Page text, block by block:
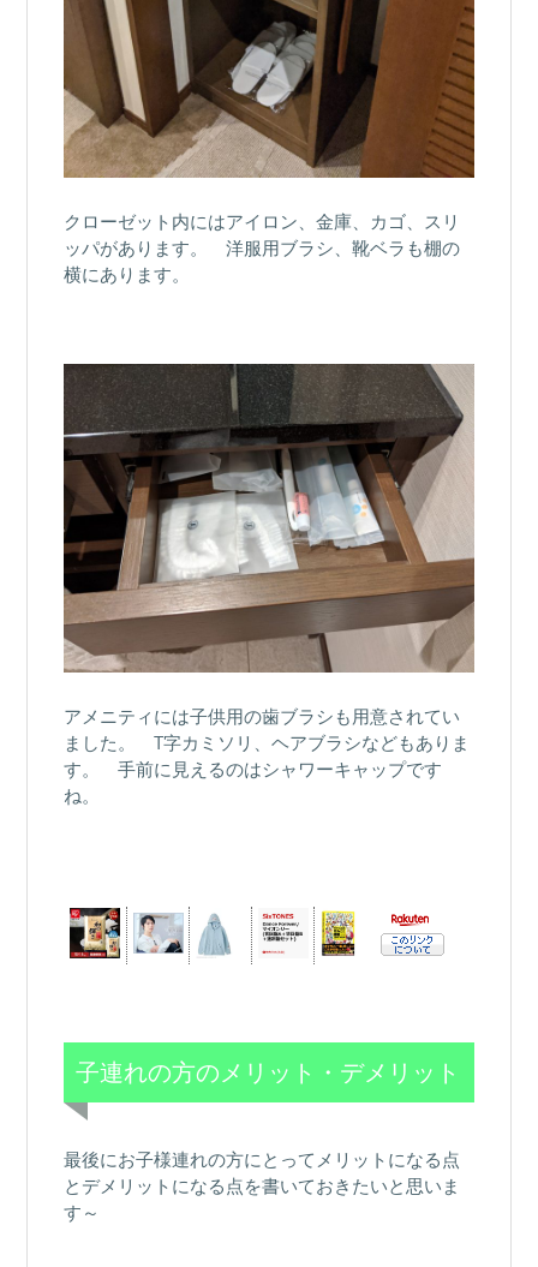
クローゼット内にはアイロン、金庫、カゴ、スリ
ッパがあります。 洋服用ブラシ、靴ベラも棚の
横にあります。
アメニティには子供用の歯ブラシも用意されてい
ました。 T字カミソリ、ヘアブラシなどもありま
す。 手前に見えるのはシャワーキャップです
ね。
子連れの方のメリット・デメリット
最後にお子様連れの方にとってメリットになる点
とデメリットになる点を書いておきたいと思いま
す～